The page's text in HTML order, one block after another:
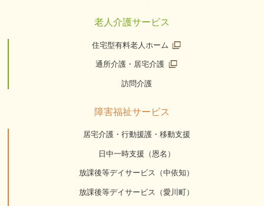
老人介護サービス
住宅型有料老人ホーム
通所介護・居宅介護
訪問介護
障害福祉サービス
居宅介護・行動援護・移動支援
日中一時支援（恩名）
放課後等デイサービス（中依知）
放課後等デイサービス（愛川町）